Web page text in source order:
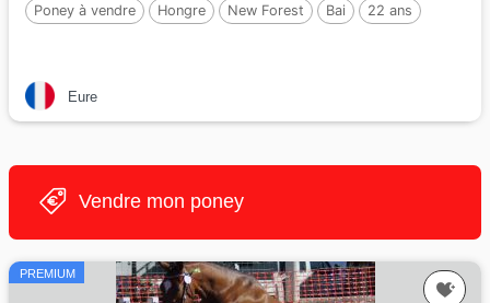
Poney à vendre Hongre New Forest Bai 22 ans
Eure
Vendre mon poney
PREMIUM